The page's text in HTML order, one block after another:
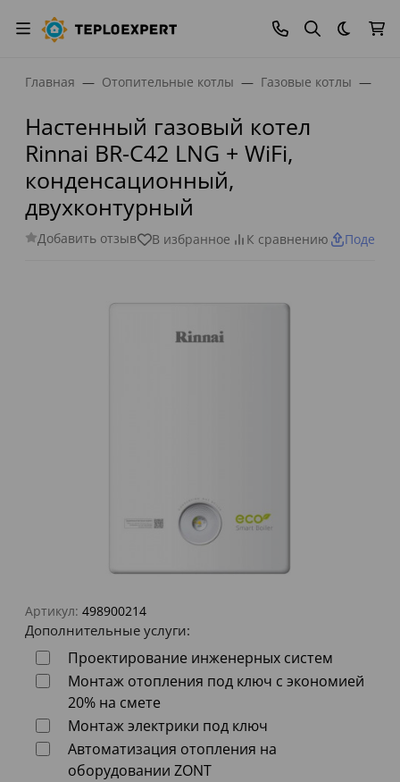
Темная
Главная Отопительные котлы Газовые котлы
Настенный газовый котел
Rinnai BR-C42 LNG + WiFi,
конденсационный,
двухконтурный
Добавить отзыв В избранное К сравнению
Артикул: 498900214
Дополнительные услуги:
Проектирование инженерных систем
Монтаж отопления под ключ с экономией
20% на смете
Монтаж электрики под ключ
Автоматизация отопления на
оборудовании ZONT